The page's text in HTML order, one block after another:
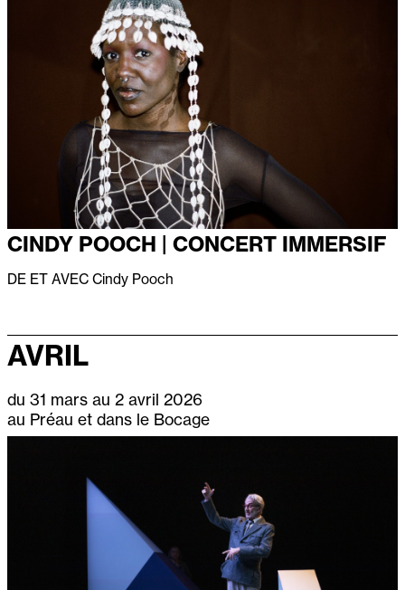
CINDY POOCH | CONCERT IMMERSIF
DE ET AVECCindy Pooch
AVRIL
du 31 mars au 2 avril 2026
au Préau et dans le Bocage